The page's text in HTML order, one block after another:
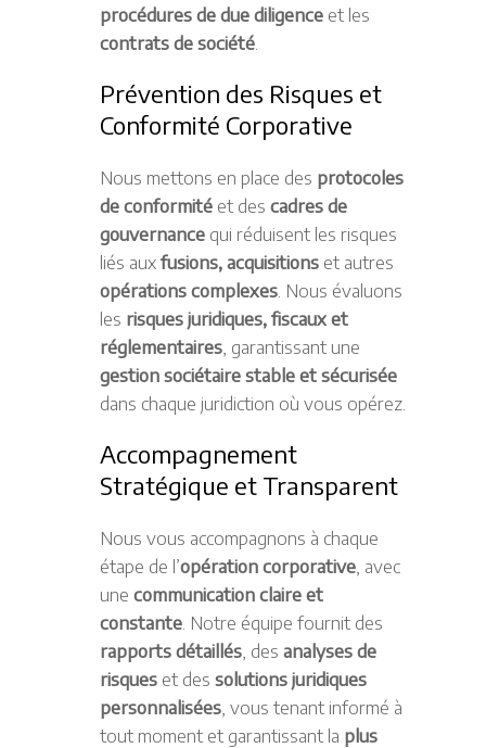
procédures de due diligence et les
contrats de société
Prévention des Risques et
Conformité Corporative
Nous mettons en place des protocoles
de conformité et des cadres de
gouvernance qui réduisent les risques
liés auxfusions, acquisitions et autres
opérations complexes . Nous évaluons
les risques juridiques, fiscaux et
réglementaires , garantissant une
gestion sociétaire stable et sécurisée
dans chaque juridiction où vous opérez.
Accompagnement
Stratégique et Transparent
Nous vous accompagnons à chaque
étape de l’opération corporative , avec
une communication claire et
constante . Notre équipe fournit des
rapports détaillés , des analyses de
risques et des solutions juridiques
personnalisées , vous tenant informé à
tout moment et garantissant la plus